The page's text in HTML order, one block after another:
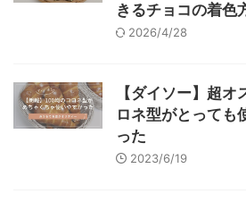
きるチョコの着色
2026/4/28
【ダイソー】超
ロネ型がとっても
った
2023/6/19